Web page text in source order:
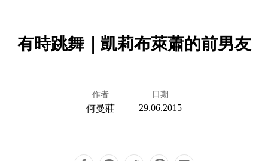
有時跳舞｜凱莉布萊蕭的前男友
作者
何曼莊
日期
29.06.2015